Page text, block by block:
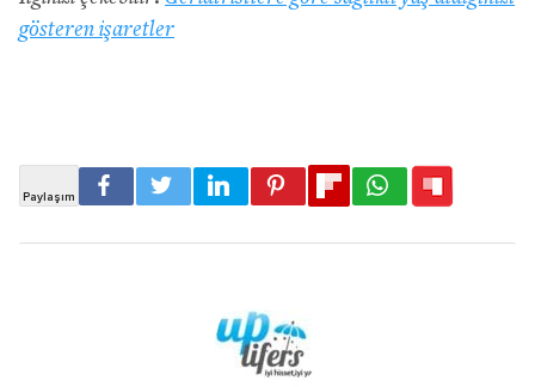
gösteren işaretler